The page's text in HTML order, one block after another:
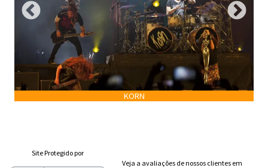
KORN
Site Protegido por
Veja a avaliações de nossos clientes em